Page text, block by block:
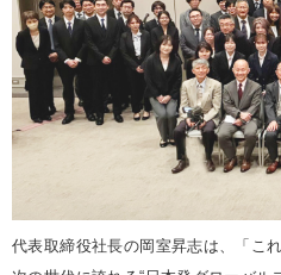
代表取締役社長の岡室昇志は、「こ